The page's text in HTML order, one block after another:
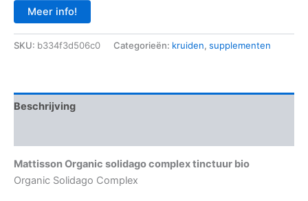
Meer info!
SKU: b334f3d506c0 Categorieën: kruiden, supplementen
Beschrijving
Mattisson Organic solidago complex tinctuur bio
Organic Solidago Complex